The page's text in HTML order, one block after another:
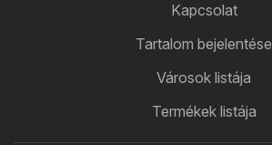
Kapcsolat
Tartalom bejelentése
Városok listája
Termékek listája